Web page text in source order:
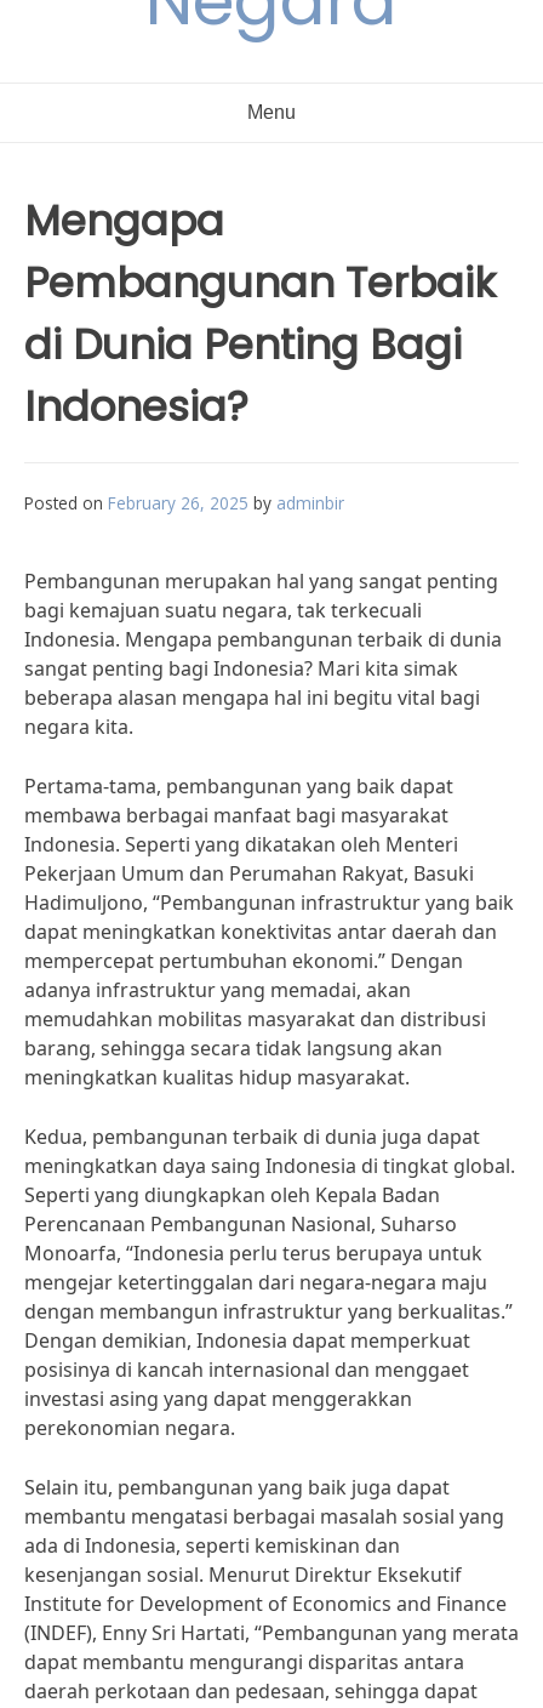
Menu
Mengapa
Pembangunan Terbaik
di Dunia Penting Bagi
Indonesia?
Posted on February 26, 2025 by adminbir
Pembangunan merupakan hal yang sangat penting
bagi kemajuan suatu negara, tak terkecuali
Indonesia. Mengapa pembangunan terbaik di dunia
sangat penting bagi Indonesia? Mari kita simak
beberapa alasan mengapa hal ini begitu vital bagi
negara kita.
Pertama-tama, pembangunan yang baik dapat
membawa berbagai manfaat bagi masyarakat
Indonesia. Seperti yang dikatakan oleh Menteri
Pekerjaan Umum dan Perumahan Rakyat, Basuki
Hadimuljono, “Pembangunan infrastruktur yang baik
dapat meningkatkan konektivitas antar daerah dan
mempercepat pertumbuhan ekonomi.” Dengan
adanya infrastruktur yang memadai, akan
memudahkan mobilitas masyarakat dan distribusi
barang, sehingga secara tidak langsung akan
meningkatkan kualitas hidup masyarakat.
Kedua, pembangunan terbaik di dunia juga dapat
meningkatkan daya saing Indonesia di tingkat global.
Seperti yang diungkapkan oleh Kepala Badan
Perencanaan Pembangunan Nasional, Suharso
Monoarfa, “Indonesia perlu terus berupaya untuk
mengejar ketertinggalan dari negara-negara maju
dengan membangun infrastruktur yang berkualitas.”
Dengan demikian, Indonesia dapat memperkuat
posisinya di kancah internasional dan menggaet
investasi asing yang dapat menggerakkan
perekonomian negara.
Selain itu, pembangunan yang baik juga dapat
membantu mengatasi berbagai masalah sosial yang
ada di Indonesia, seperti kemiskinan dan
kesenjangan sosial. Menurut Direktur Eksekutif
Institute for Development of Economics and Finance
(INDEF), Enny Sri Hartati, “Pembangunan yang merata
dapat membantu mengurangi disparitas antara
daerah perkotaan dan pedesaan, sehingga dapat